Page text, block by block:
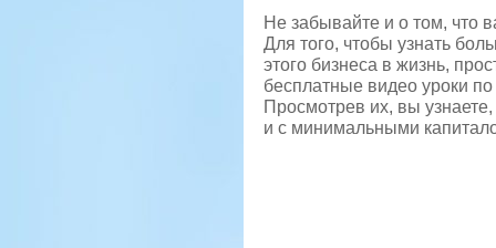
Не забывайте и о том, что
Для того, чтобы узнать
этого бизнеса в жизнь,
бесплатные видео уроки
Просмотрев их, вы
и с минимальными